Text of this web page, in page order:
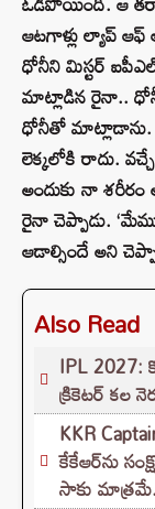
ఆటగాళ్లు ల్యాప్
ధోనీని మిస్టర్
మాట్లాడిన రైనా..
ధోనీతో మాట్లాడాను.
లెక్కలోకి రాదు.
అందుకు నా
రైనా చెప్పాడు.
ఆడాల్సిందే అని
Also Read
IPL
క్రికెటర్‌ కల
KKR
కేకేఆర్‌ను
సాకు